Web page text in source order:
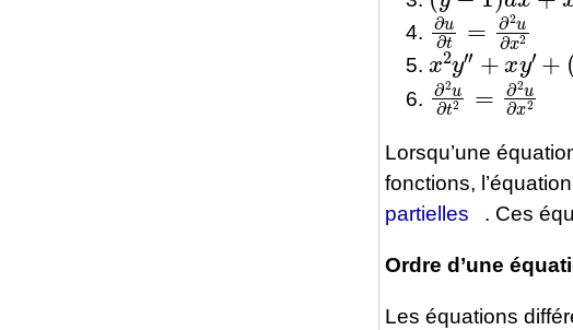
∂u ∂2u x
x2 y″ + xy′+ x 2
∂2u 2 =∂2 u
Lorsqu’une
fonctions,
partielles
. Ces
Ordre d’une
Les équations